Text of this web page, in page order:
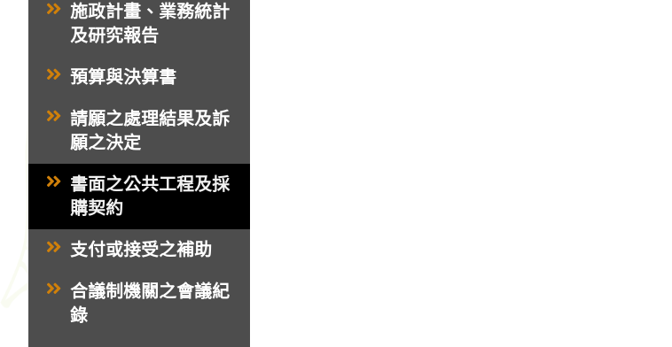
施政計畫、業務統計
及研究報告
預算與決算書
請願之處理結果及訴
願之決定
書面之公共工程及採
購契約
支付或接受之補助
合議制機關之會議紀
錄